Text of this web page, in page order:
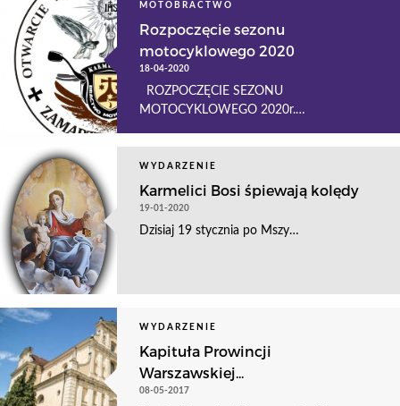
MOTOBRACTWO
Rozpoczęcie sezonu
motocyklowego 2020
18-04-2020
ROZPOCZĘCIE SEZONU
MOTOCYKLOWEGO 2020r.…
WYDARZENIE
Karmelici Bosi śpiewają kolędy
19-01-2020
Dzisiaj 19 stycznia po Mszy…
WYDARZENIE
Kapituła Prowincji
Warszawskiej...
08-05-2017